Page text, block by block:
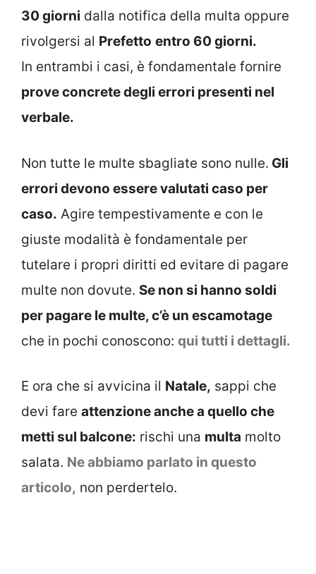
30 giorni dalla notifica della multa oppure
rivolgersi al Prefetto entro 60 giorni.
In entrambi i casi, è fondamentale fornire
prove concrete degli errori presenti nel
verbale.
Non tutte le multe sbagliate sono nulle. Gli
errori devono essere valutati caso per
caso. Agire tempestivamente e con le
giuste modalità è fondamentale per
tutelare i propri diritti ed evitare di pagare
multe non dovute. Se non si hanno soldi
per pagare le multe, c’è un escamotage
che in pochi conoscono: qui tutti i dettagli.
E ora che si avvicina il Natale, sappi che
devi fare attenzione anche a quello che
metti sul balcone: rischi una multa molto
salata. Ne abbiamo parlato in questo
articolo, non perdertelo.